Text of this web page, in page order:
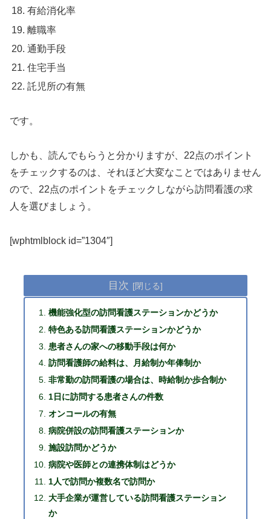
有給消化率
離職率
通勤手段
住宅手当
託児所の有無
です。
しかも、読んでもらうと分かりますが、22点のポイント
をチェックするのは、それほど大変なことではありません
ので、22点のポイントをチェックしながら訪問看護の求
人を選びましょう。
[wphtmlblock id=”1304″]
目次
機能強化型の訪問看護ステーションかどうか
特色ある訪問看護ステーションかどうか
患者さんの家への移動手段は何か
訪問看護師の給料は、月給制か年俸制か
非常勤の訪問看護の場合は、時給制か歩合制か
1日に訪問する患者さんの件数
オンコールの有無
病院併設の訪問看護ステーションか
施設訪問かどうか
病院や医師との連携体制はどうか
1人で訪問か複数名で訪問か
大手企業が運営している訪問看護ステーション
か